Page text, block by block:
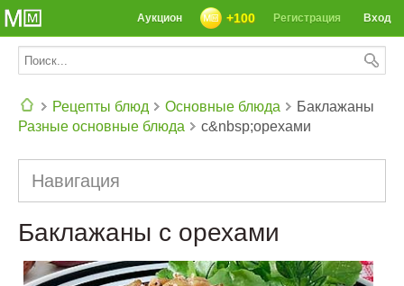
Вход
Регистрация
+100
Аукцион
Рецепты блюд
Основные блюда
Разные основные блюда
Баклажаны
с&nbsp;орехами
Навигация
Баклажаны с орехами